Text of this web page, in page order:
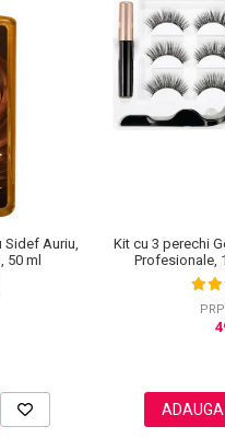
Sidef Auriu,
50 ml
Kit cu 3 perechi
Profesionale,
Magnetic
ADAUGA